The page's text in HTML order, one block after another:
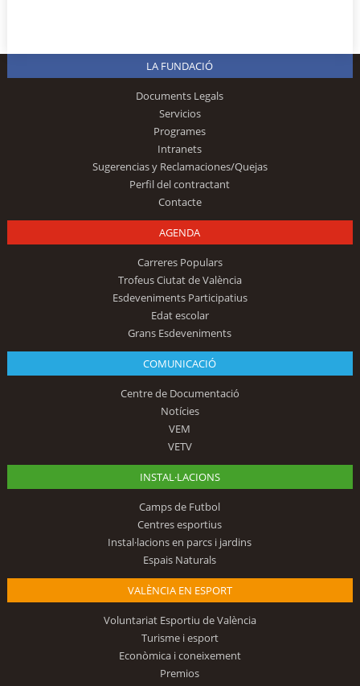
LA FUNDACIÓ
Documents Legals
Servicios
Programes
Intranets
Sugerencias y Reclamaciones/Quejas
Perfil del contractant
Contacte
AGENDA
Carreres Populars
Trofeus Ciutat de València
Esdeveniments Participatius
Edat escolar
Grans Esdeveniments
COMUNICACIÓ
Centre de Documentació
Notícies
VEM
VETV
INSTAL·LACIONS
Camps de Futbol
Centres esportius
Instal·lacions en parcs i jardins
Espais Naturals
VALÈNCIA EN ESPORT
Voluntariat Esportiu de València
Turisme i esport
Econòmica i coneixement
Premios